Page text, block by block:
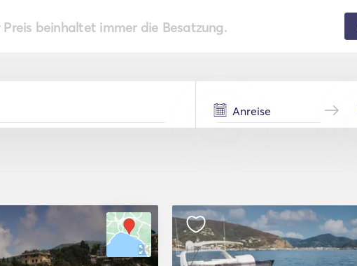
Preis beinhaltet immer die Besatzung.